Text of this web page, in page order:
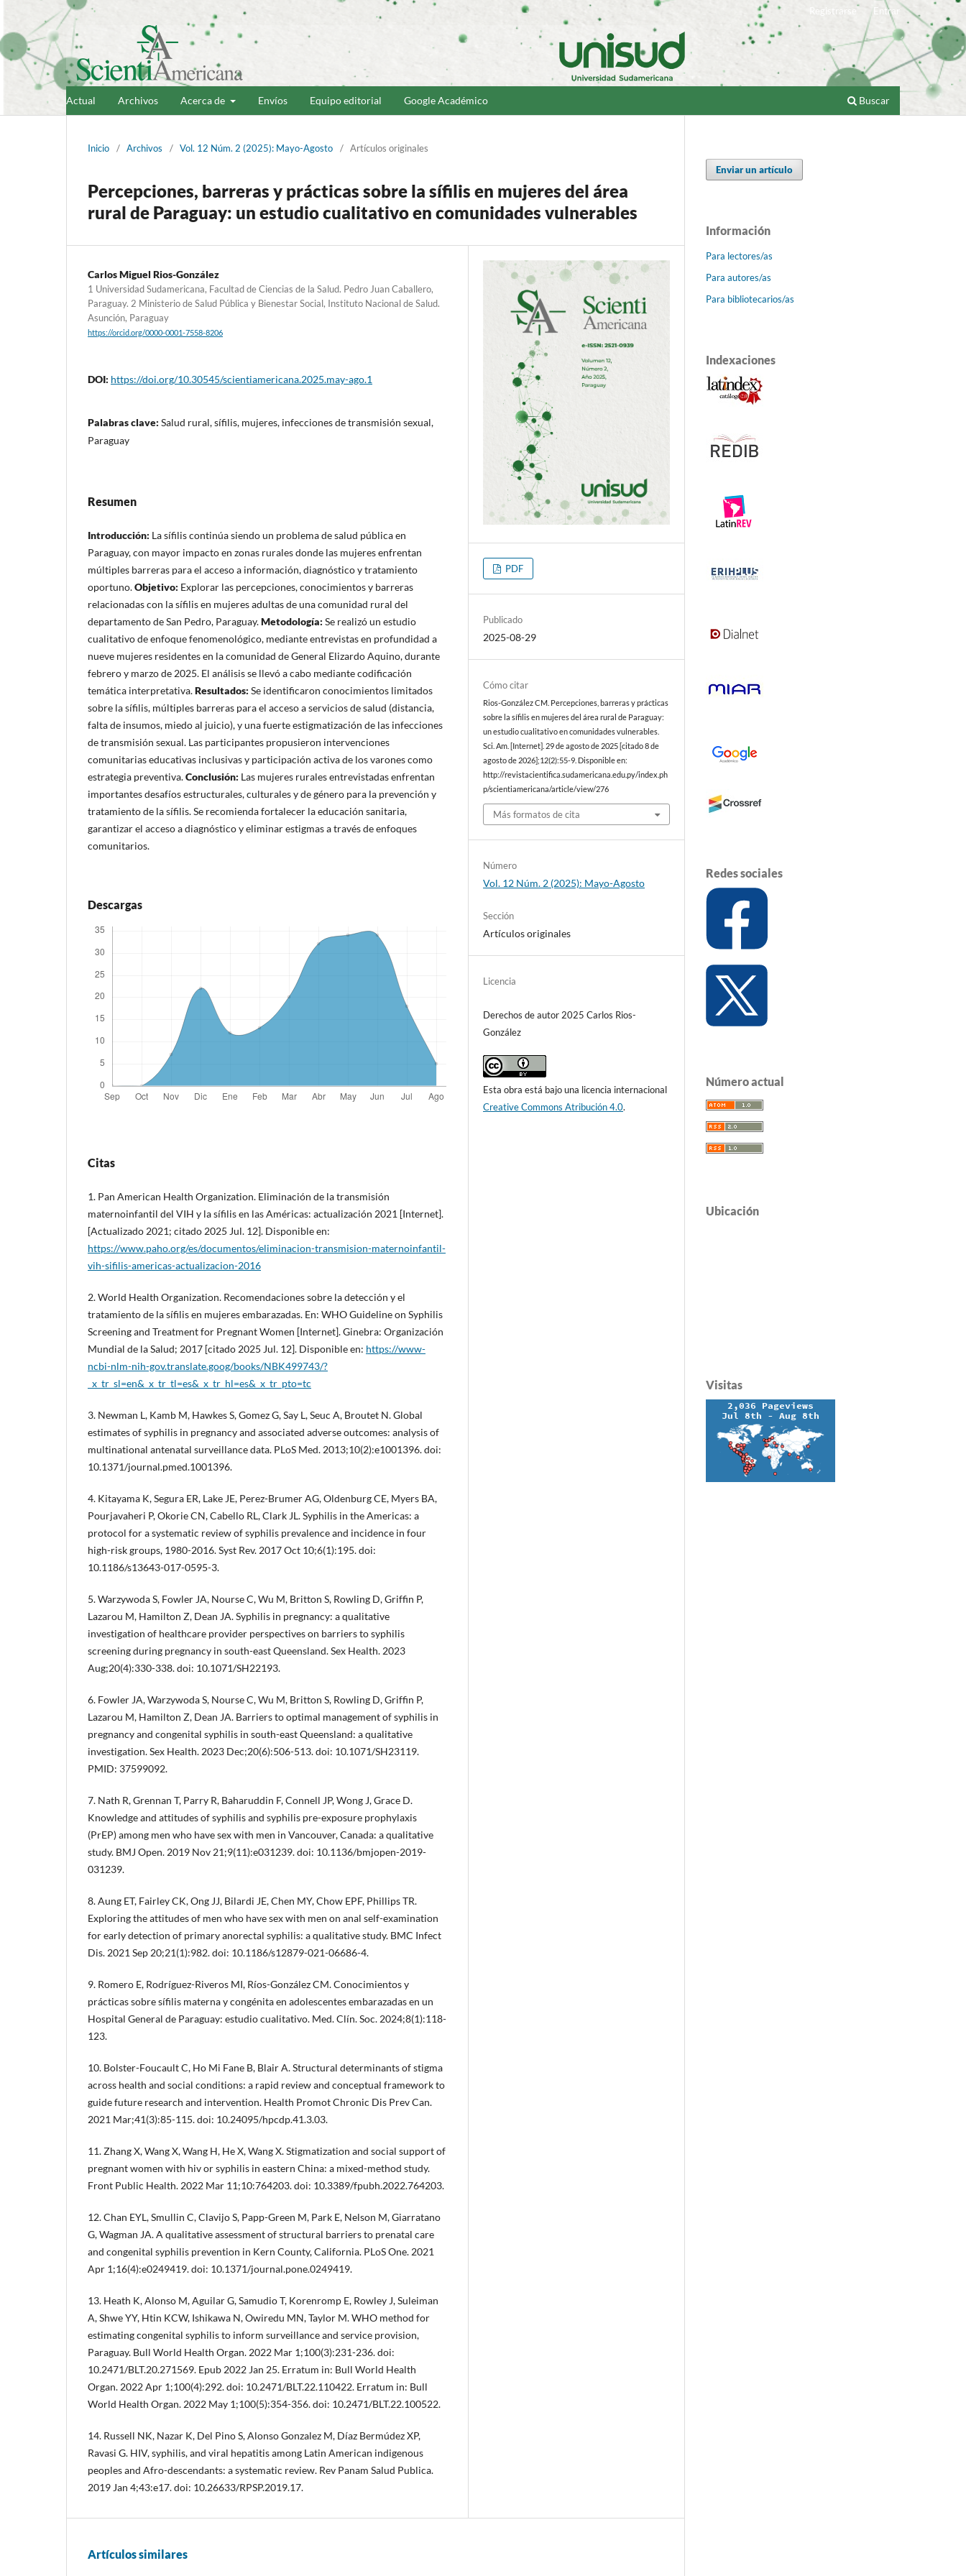
Actual Archivos Acerca de Envíos Equipo editorial Google Académico Buscar
Registrarse Entrar
Inicio / Archivos / Vol. 12 Núm. 2 (2025): Mayo-Agosto / Artículos originales
Percepciones, barreras y prácticas sobre la sífilis en mujeres del área
rural de Paraguay: un estudio cualitativo en comunidades vulnerables
Carlos Miguel Rios-González
1 Universidad Sudamericana, Facultad de Ciencias de la Salud. Pedro Juan Caballero,
Paraguay. 2 Ministerio de Salud Pública y Bienestar Social, Instituto Nacional de Salud.
Asunción, Paraguay
https://orcid.org/0000-0001-7558-8206
DOI: https://doi.org/10.30545/scientiamericana.2025.may-ago.1
Palabras clave: Salud rural, sífilis, mujeres, infecciones de transmisión sexual,
Paraguay
Resumen
Introducción: La sífilis continúa siendo un problema de salud pública en
Paraguay, con mayor impacto en zonas rurales donde las mujeres enfrentan
múltiples barreras para el acceso a información, diagnóstico y tratamiento
oportuno.Objetivo: Explorar las percepciones, conocimientos y barreras
relacionadas con la sífilis en mujeres adultas de una comunidad rural del
departamento de San Pedro, Paraguay.Metodología: Se realizó un estudio
cualitativo de enfoque fenomenológico, mediante entrevistas en profundidad a
nueve mujeres residentes en la comunidad de General Elizardo Aquino, durante
febrero y marzo de 2025. El análisis se llevó a cabo mediante codificación
temática interpretativa.Resultados: Se identificaron conocimientos limitados
sobre la sífilis, múltiples barreras para el acceso a servicios de salud (distancia,
falta de insumos, miedo al juicio), y una fuerte estigmatización de las infecciones
de transmisión sexual. Las participantes propusieron intervenciones
comunitarias educativas inclusivas y participación activa de los varones como
estrategia preventiva.Conclusión: Las mujeres rurales entrevistadas enfrentan
importantes desafíos estructurales, culturales y de género para la prevención y
tratamiento de la sífilis. Se recomienda fortalecer la educación sanitaria,
garantizar el acceso a diagnóstico y eliminar estigmas a través de enfoques
comunitarios.
Descargas
Citas
1. Pan American Health Organization. Eliminación de la transmisión
maternoinfantil del VIH y la sífilis en las Américas: actualización 2021 [Internet].
[Actualizado 2021; citado 2025 Jul. 12]. Disponible en:
https://www.paho.org/es/documentos/eliminacion-transmision-maternoinfantil-
vih-sifilis-americas-actualizacion-2016
2. World Health Organization. Recomendaciones sobre la detección y el
tratamiento de la sífilis en mujeres embarazadas. En: WHO Guideline on Syphilis
Screening and Treatment for Pregnant Women [Internet]. Ginebra: Organización
Mundial de la Salud; 2017 [citado 2025 Jul. 12]. Disponible en: https://www-
ncbi-nlm-nih-gov.translate.goog/books/NBK499743/?
_x_tr_sl=en&_x_tr_tl=es&_x_tr_hl=es&_x_tr_pto=tc
3. Newman L, Kamb M, Hawkes S, Gomez G, Say L, Seuc A, Broutet N. Global
estimates of syphilis in pregnancy and associated adverse outcomes: analysis of
multinational antenatal surveillance data. PLoS Med. 2013;10(2):e1001396. doi:
10.1371/journal.pmed.1001396.
4. Kitayama K, Segura ER, Lake JE, Perez-Brumer AG, Oldenburg CE, Myers BA,
Pourjavaheri P, Okorie CN, Cabello RL, Clark JL. Syphilis in the Americas: a
protocol for a systematic review of syphilis prevalence and incidence in four
high-risk groups, 1980-2016. Syst Rev. 2017 Oct 10;6(1):195. doi:
10.1186/s13643-017-0595-3.
5. Warzywoda S, Fowler JA, Nourse C, Wu M, Britton S, Rowling D, Griffin P,
Lazarou M, Hamilton Z, Dean JA. Syphilis in pregnancy: a qualitative
investigation of healthcare provider perspectives on barriers to syphilis
screening during pregnancy in south-east Queensland. Sex Health. 2023
Aug;20(4):330-338. doi: 10.1071/SH22193.
6. Fowler JA, Warzywoda S, Nourse C, Wu M, Britton S, Rowling D, Griffin P,
Lazarou M, Hamilton Z, Dean JA. Barriers to optimal management of syphilis in
pregnancy and congenital syphilis in south-east Queensland: a qualitative
investigation. Sex Health. 2023 Dec;20(6):506-513. doi: 10.1071/SH23119.
PMID: 37599092.
7. Nath R, Grennan T, Parry R, Baharuddin F, Connell JP, Wong J, Grace D.
Knowledge and attitudes of syphilis and syphilis pre-exposure prophylaxis
(PrEP) among men who have sex with men in Vancouver, Canada: a qualitative
study. BMJ Open. 2019 Nov 21;9(11):e031239. doi: 10.1136/bmjopen-2019-
031239.
8. Aung ET, Fairley CK, Ong JJ, Bilardi JE, Chen MY, Chow EPF, Phillips TR.
Exploring the attitudes of men who have sex with men on anal self-examination
for early detection of primary anorectal syphilis: a qualitative study. BMC Infect
Dis. 2021 Sep 20;21(1):982. doi: 10.1186/s12879-021-06686-4.
9. Romero E, Rodríguez-Riveros MI, Ríos-González CM. Conocimientos y
prácticas sobre sífilis materna y congénita en adolescentes embarazadas en un
Hospital General de Paraguay: estudio cualitativo. Med. Clín. Soc. 2024;8(1):118-
123.
10. Bolster-Foucault C, Ho Mi Fane B, Blair A. Structural determinants of stigma
across health and social conditions: a rapid review and conceptual framework to
guide future research and intervention. Health Promot Chronic Dis Prev Can.
2021 Mar;41(3):85-115. doi: 10.24095/hpcdp.41.3.03.
11. Zhang X, Wang X, Wang H, He X, Wang X. Stigmatization and social support of
pregnant women with hiv or syphilis in eastern China: a mixed-method study.
Front Public Health. 2022 Mar 11;10:764203. doi: 10.3389/fpubh.2022.764203.
12. Chan EYL, Smullin C, Clavijo S, Papp-Green M, Park E, Nelson M, Giarratano
G, Wagman JA. A qualitative assessment of structural barriers to prenatal care
and congenital syphilis prevention in Kern County, California. PLoS One. 2021
Apr 1;16(4):e0249419. doi: 10.1371/journal.pone.0249419.
13. Heath K, Alonso M, Aguilar G, Samudio T, Korenromp E, Rowley J, Suleiman
A, Shwe YY, Htin KCW, Ishikawa N, Owiredu MN, Taylor M. WHO method for
estimating congenital syphilis to inform surveillance and service provision,
Paraguay. Bull World Health Organ. 2022 Mar 1;100(3):231-236. doi:
10.2471/BLT.20.271569. Epub 2022 Jan 25. Erratum in: Bull World Health
Organ. 2022 Apr 1;100(4):292. doi: 10.2471/BLT.22.110422. Erratum in: Bull
World Health Organ. 2022 May 1;100(5):354-356. doi: 10.2471/BLT.22.100522.
14. Russell NK, Nazar K, Del Pino S, Alonso Gonzalez M, Díaz Bermúdez XP,
Ravasi G. HIV, syphilis, and viral hepatitis among Latin American indigenous
peoples and Afro-descendants: a systematic review. Rev Panam Salud Publica.
2019 Jan 4;43:e17. doi: 10.26633/RPSP.2019.17.
PDF
Publicado
2025-08-29
Cómo citar
Rios-González CM. Percepciones, barreras y prácticas
sobre la sífilis en mujeres del área rural de Paraguay:
un estudio cualitativo en comunidades vulnerables.
Sci. Am. [Internet]. 29 de agosto de 2025 [citado 8 de
agosto de 2026];12(2):55-9. Disponible en:
http://revistacientifica.sudamericana.edu.py/index.ph
p/scientiamericana/article/view/276
Más formatos de cita
Número
Vol. 12 Núm. 2 (2025): Mayo-Agosto
Sección
Artículos originales
Licencia
Derechos de autor 2025 Carlos Rios-
González
Esta obra está bajo una licencia internacional
Creative Commons Atribución 4.0.
Artículos similares
Enviar un artículo
Información
Para lectores/as
Para autores/as
Para bibliotecarios/as
Indexaciones
Redes sociales
Número actual
Ubicación
Visitas